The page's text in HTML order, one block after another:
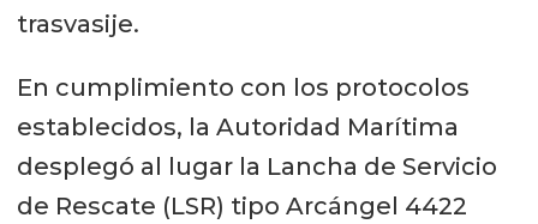
trasvasije.
En cumplimiento con los protocolos
establecidos, la Autoridad Marítima
desplegó al lugar la Lancha de Servicio
de Rescate (LSR) tipo Arcángel 4422